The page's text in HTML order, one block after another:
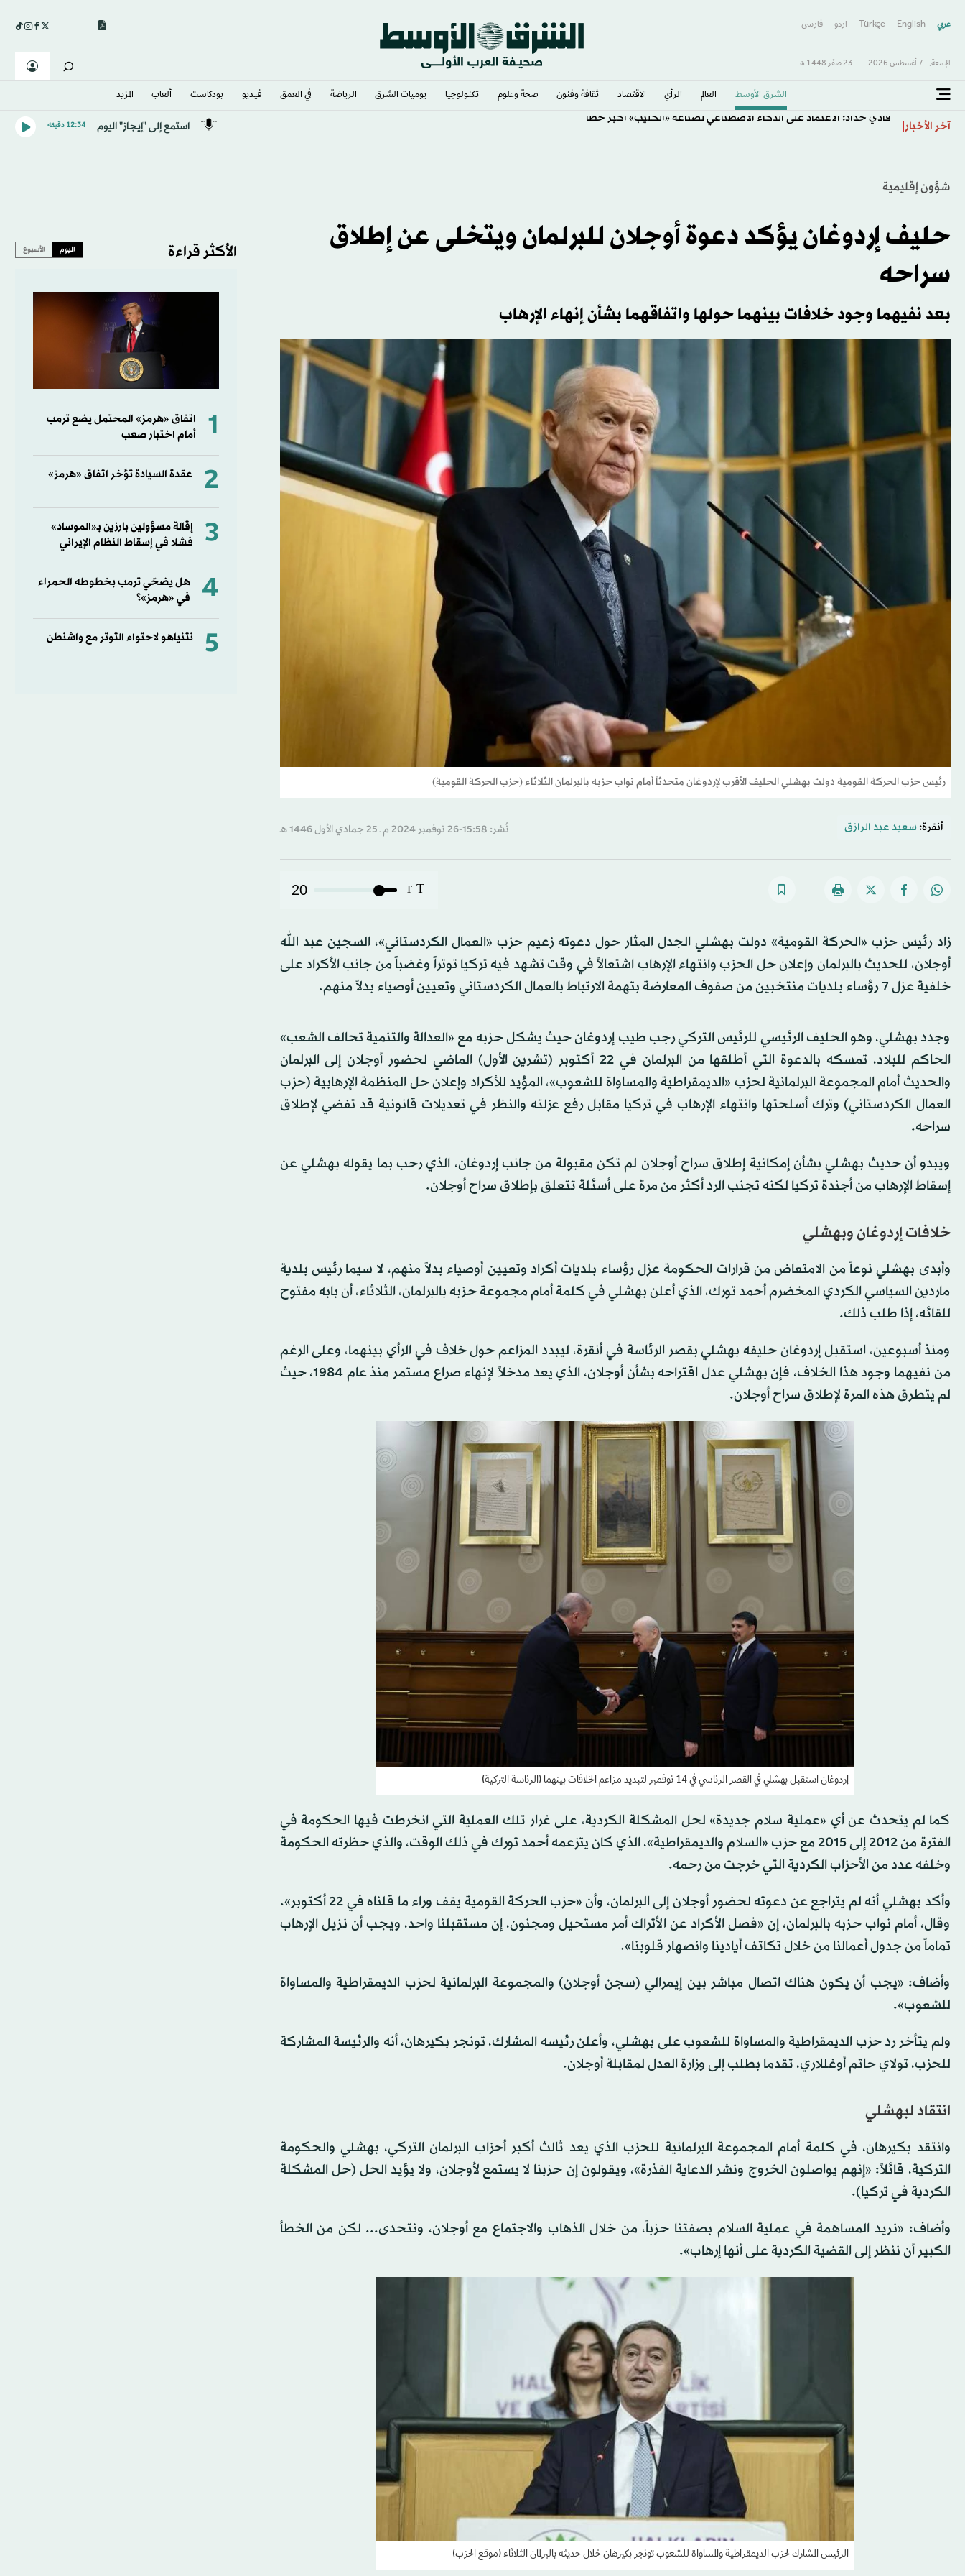
عربي English
Türkçe اردو فارسى
الجمعة, 7 أغسطس 2026 - 23 صفَر 1448 هـ
الشرق الأوسط​ العالم الرأي الاقتصاد ثقافة وفنون صحة وعلوم تكنولوجيا يوميات الشرق​ الرياضة في العمق فيديو بودكاست ألعاب المزيد
آخر الأخبار فادي حداد: الاعتماد على الذكاء الاصطناعي لصناعة «الكليب» أكبر خطأ استمع إلى "إيجاز" اليوم 12:34 دقيقه
شؤون إقليمية
حليف إردوغان يؤكد دعوة أوجلان للبرلمان ويتخلى عن إطلاق
سراحه
بعد نفيهما وجود خلافات بينهما حولها واتفاقهما بشأن إنهاء الإرهاب
رئيس حزب الحركة القومية دولت بهشلي الحليف الأقرب لإردوغان متحدثاً أمام نواب حزبه بالبرلمان الثلاثاء (حزب الحركة القومية)
أنقرة: سعيد عبد الرازق نُشر: 15:58-26 نوفمبر 2024 م ـ 25 جمادي الأول 1446 هـ
T
T
20
زاد رئيس حزب «الحركة القومية» دولت بهشلي الجدل المثار حول دعوته زعيم حزب «العمال الكردستاني»، السجين عبد الله
أوجلان، للحديث بالبرلمان وإعلان حل الحزب وانتهاء الإرهاب اشتعالاً في وقت تشهد فيه تركيا توتراً وغضباً من جانب الأكراد على
خلفية عزل 7 رؤساء بلديات منتخبين من صفوف المعارضة بتهمة الارتباط بالعمال الكردستاني وتعيين أوصياء بدلاً منهم.
وجدد بهشلي، وهو الحليف الرئيسي للرئيس التركي رجب طيب إردوغان حيث يشكل حزبه مع «العدالة والتنمية تحالف الشعب»
الحاكم للبلاد، تمسكه بالدعوة التي أطلقها من البرلمان في 22 أكتوبر (تشرين الأول) الماضي لحضور أوجلان إلى البرلمان
والحديث أمام المجموعة البرلمانية لحزب «الديمقراطية والمساواة للشعوب»، المؤيد للأكراد وإعلان حل المنظمة الإرهابية (حزب
العمال الكردستاني) وترك أسلحتها وانتهاء الإرهاب في تركيا مقابل رفع عزلته والنظر في تعديلات قانونية قد تفضي لإطلاق
سراحه.
ويبدو أن حديث بهشلي بشأن إمكانية إطلاق سراح أوجلان لم تكن مقبولة من جانب إردوغان، الذي رحب بما يقوله بهشلي عن
إسقاط الإرهاب من أجندة تركيا لكنه تجنب الرد أكثر من مرة على أسئلة تتعلق بإطلاق سراح أوجلان.
خلافات إردوغان وبهشلي
وأبدى بهشلي نوعاً من الامتعاض من قرارات الحكومة عزل رؤساء بلديات أكراد وتعيين أوصياء بدلاً منهم، لا سيما رئيس بلدية
ماردين السياسي الكردي المخضرم أحمد تورك، الذي أعلن بهشلي في كلمة أمام مجموعة حزبه بالبرلمان، الثلاثاء، أن بابه مفتوح
للقائه، إذا طلب ذلك.
ومنذ أسبوعين، استقبل إردوغان حليفه بهشلي بقصر الرئاسة في أنقرة، ليبدد المزاعم حول خلاف في الرأي بينهما، وعلى الرغم
من نفيهما وجود هذا الخلاف، فإن بهشلي عدل اقتراحه بشأن أوجلان، الذي يعد مدخلاً لإنهاء صراع مستمر منذ عام 1984، حيث
لم يتطرق هذه المرة لإطلاق سراح أوجلان.
إردوغان استقبل بهشلي في القصر الرئاسي في 14 نوفمبر لتبديد مزاعم الخلافات بينهما (الرئاسة التركية)
كما لم يتحدث عن أي «عملية سلام جديدة» لحل المشكلة الكردية، على غرار تلك العملية التي انخرطت فيها الحكومة في
الفترة من 2012 إلى 2015 مع حزب «السلام والديمقراطية»، الذي كان يتزعمه أحمد تورك في ذلك الوقت، والذي حظرته الحكومة
وخلفه عدد من الأحزاب الكردية التي خرجت من رحمه.
وأكد بهشلي أنه لم يتراجع عن دعوته لحضور أوجلان إلى البرلمان، وأن «حزب الحركة القومية يقف وراء ما قلناه في 22 أكتوبر».
وقال، أمام نواب حزبه بالبرلمان، إن «فصل الأكراد عن الأتراك أمر مستحيل ومجنون، إن مستقبلنا واحد، ويجب أن نزيل الإرهاب
تماماً من جدول أعمالنا من خلال تكاتف أيادينا وانصهار قلوبنا».
وأضاف: «يجب أن يكون هناك اتصال مباشر بين إيمرالي (سجن أوجلان) والمجموعة البرلمانية لحزب الديمقراطية والمساواة
للشعوب».
ولم يتأخر رد حزب الديمقراطية والمساواة للشعوب على بهشلي، وأعلن رئيسه المشارك، تونجر بكيرهان، أنه والرئيسة المشاركة
للحزب، تولاي حاتم أوغللاري، تقدما بطلب إلى وزارة العدل لمقابلة أوجلان.
انتقاد لبهشلي
وانتقد بكيرهان، في كلمة أمام المجموعة البرلمانية للحزب الذي يعد ثالث أكبر أحزاب البرلمان التركي، بهشلي والحكومة
التركية، قائلاً: «إنهم يواصلون الخروج ونشر الدعاية القذرة»، ويقولون إن حزبنا لا يستمع لأوجلان، ولا يؤيد الحل (حل المشكلة
الكردية في تركيا).
وأضاف: «نريد المساهمة في عملية السلام بصفتنا حزباً، من خلال الذهاب والاجتماع مع أوجلان، ونتحدى... لكن من الخطأ
الكبير أن ننظر إلى القضية الكردية على أنها إرهاب».
الرئيس المشارك لحزب الديمقراطية والمساواة للشعوب تونجر بكيرهان خلال حديثه بالبرلمان الثلاثاء (موقع الحزب)
الأكثر قراءة اليوم الأسبوع
1
اتفاق «هرمز» المحتمل يضع ترمب
أمام اختبار صعب
2 عقدة السيادة تؤخر اتفاق «هرمز»
3
إقالة مسؤولين بارزين بـ«الموساد»
فشلا في إسقاط النظام الإيراني
4
هل يضحّي ترمب بخطوطه الحمراء
في «هرمز»؟
5 نتنياهو لاحتواء التوتر مع واشنطن